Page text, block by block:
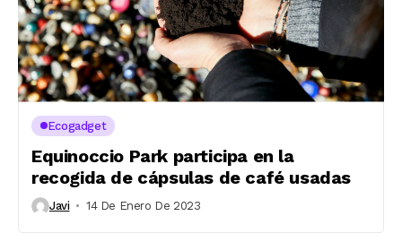
Ecogadget
Equinoccio Park participa en la
recogida de cápsulas de café usadas
Javi 14 De Enero De 2023